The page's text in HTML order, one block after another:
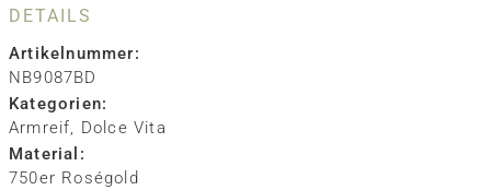
DETAILS
Artikelnummer:
NB9087BD
Kategorien:
Armreif, Dolce Vita
Material:
750er Roségold